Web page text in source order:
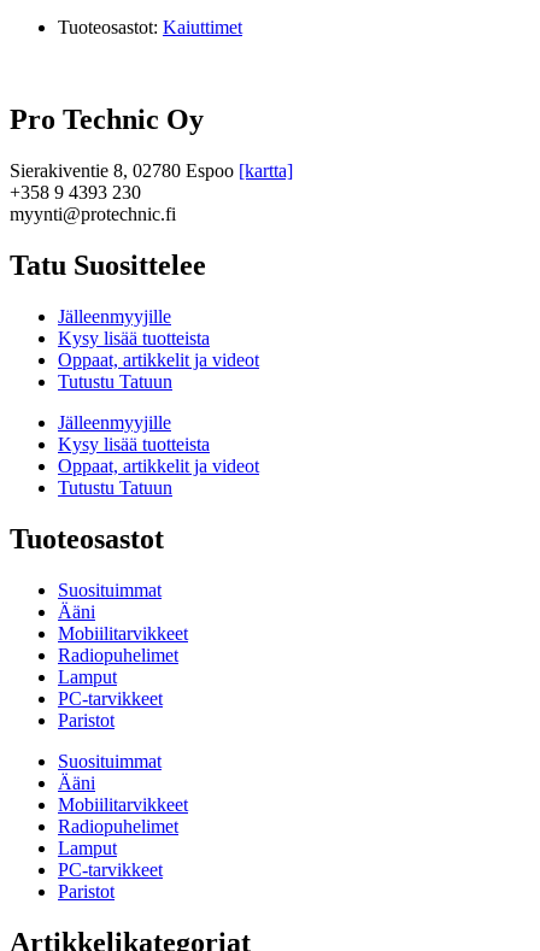
Tuoteosastot: Kaiuttimet
Pro Technic Oy
Sierakiventie 8, 02780 Espoo [kartta]
+358 9 4393 230
myynti@protechnic.fi
Tatu Suosittelee
Jälleenmyyjille
Kysy lisää tuotteista
Oppaat, artikkelit ja videot
Tutustu Tatuun
Jälleenmyyjille
Kysy lisää tuotteista
Oppaat, artikkelit ja videot
Tutustu Tatuun
Tuoteosastot
Suosituimmat
Ääni
Mobiilitarvikkeet
Radiopuhelimet
Lamput
PC-tarvikkeet
Paristot
Suosituimmat
Ääni
Mobiilitarvikkeet
Radiopuhelimet
Lamput
PC-tarvikkeet
Paristot
Artikkelikategoriat